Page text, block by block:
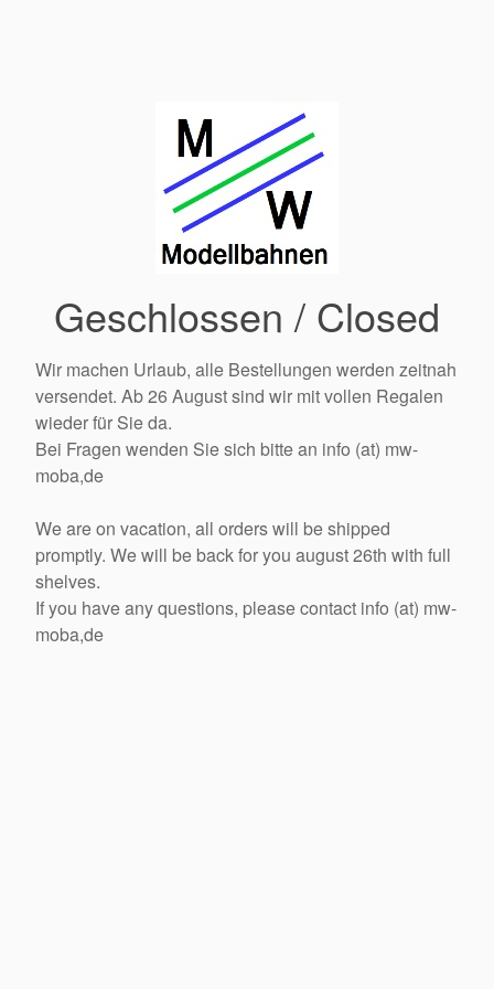
Geschlossen / Closed
Wir machen Urlaub, alle Bestellungen werden zeitnah
versendet. Ab 26 August sind wir mit vollen Regalen
wieder für Sie da.
Bei Fragen wenden Sie sich bitte an info (at) mw-
moba,de
We are on vacation, all orders will be shipped
promptly. We will be back for you august 26th with full
shelves.
If you have any questions, please contact info (at) mw-
moba,de